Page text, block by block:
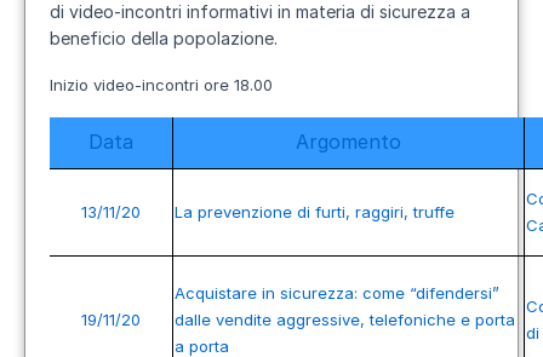
di video-incontri informativi in materia di sicurezza a
beneficio della popolazione.
Inizio video-incontri ore 18.00
Data Argomento
13/11/20 La prevenzione di furti, raggiri, truffe
19/11/20
Acquistare in sicurezza: come “difendersi”
dalle vendite aggressive, telefoniche e porta
a porta
di